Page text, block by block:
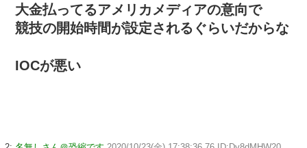
大金払ってるアメリカメディアの意向で
競技の開始時間が設定されるぐらいだからな
IOCが悪い